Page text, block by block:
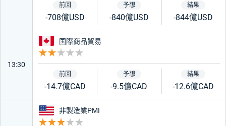
-708億USD -840億USD -844億USD
13:30
カナダ
国際商品貿易
-14.7億CAD -9.5億CAD -12.6億CAD
アメリカ
非製造業PMI